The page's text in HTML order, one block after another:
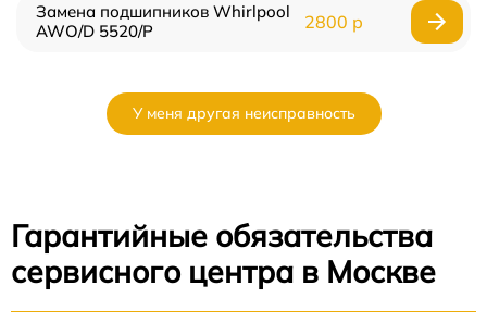
Замена подшипников Whirlpool
AWO/D 5520/P
2800 р
У меня другая неисправность
Гарантийные обязательства
сервисного центра в Москве